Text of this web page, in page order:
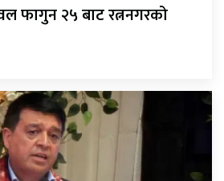
फागुन २५ बाट रत्ननगरको